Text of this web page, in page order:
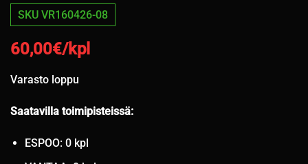
SKU VR160426-08
60,00€/kpl
Varasto loppu
Saatavilla toimipisteissä:
ESPOO: 0 kpl